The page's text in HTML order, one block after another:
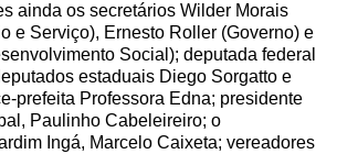
ainda os secretários Wilder Morais
e Serviço), Ernesto Roller (Governo) e
Social); deputada federal
estaduais Diego Sorgatto e
prefeita Professora Edna; presidente
Paulinho Cabeleireiro; o
Ingá, Marcelo Caixeta; vereadores